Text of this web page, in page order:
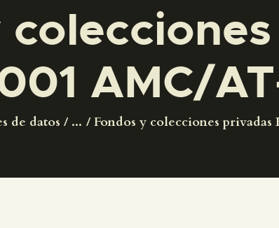
AMC/
de datos ... Fondos y colecciones privadas
COLECCIONES
DIDÁCTICA
ESPAÑOL